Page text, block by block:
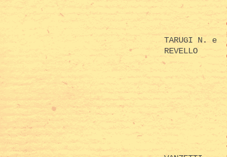
TARUGI N. e
REVELLO